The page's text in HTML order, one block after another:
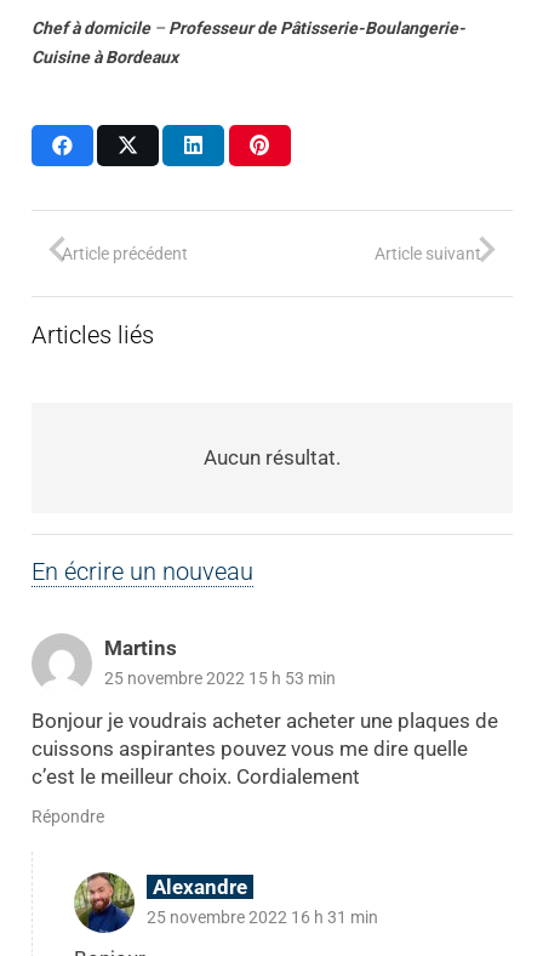
Chef à domicile–Professeur de Pâtisserie-Boulangerie-
Cuisine à Bordeaux
Article précédent Article suivant
Articles liés
Aucun résultat.
En écrire un nouveau
Martins
25 novembre 2022 15 h 53 min
Bonjour je voudrais acheter acheter une plaques de
cuissons aspirantes pouvez vous me dire quelle
c’est le meilleur choix. Cordialement
Répondre
Alexandre
25 novembre 2022 16 h 31 min